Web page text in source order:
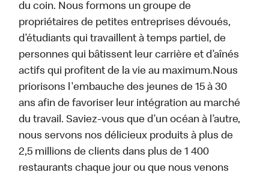
du coin. Nous formons un groupe de
propriétaires de petites entreprises dévoués,
d’étudiants qui travaillent à temps partiel, de
personnes qui bâtissent leur carrière et d’aînés
actifs qui profitent de la vie au maximum.Nous
priorisons l'embauche des jeunes de 15 à 30
ans afin de favoriser leur intégration au marché
du travail. Saviez-vous que d’un océan à l’autre,
nous servons nos délicieux produits à plus de
2,5 millions de clients dans plus de 1 400
restaurants chaque jour ou que nous venons